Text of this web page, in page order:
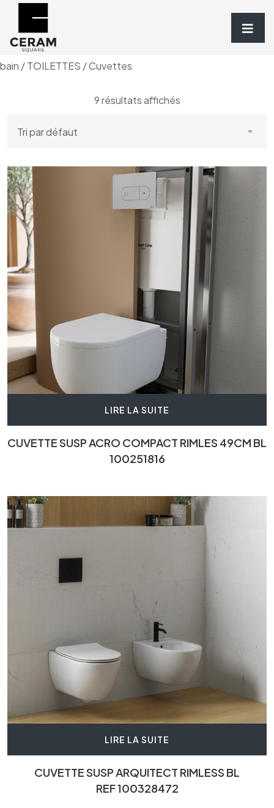
Accueil/Sanitaires & Meubles de
bain /TOILETTES / Cuvettes
9 résultats affichés
LIRE LA SUITE
CUVETTE SUSP ACRO COMPACT RIMLES 49CM BL
100251816
LIRE LA SUITE
CUVETTE SUSP ARQUITECT RIMLESS BL
REF 100328472